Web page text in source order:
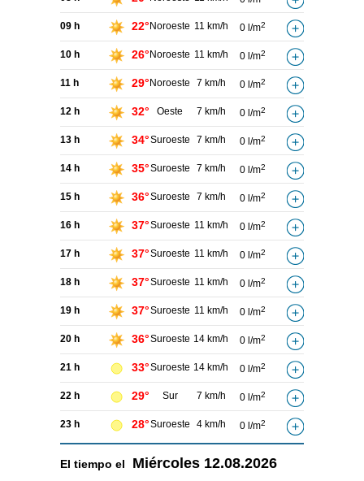
09 h 22° Noroeste 11 km/h 0 l/m2
10 h 26° Noroeste 11 km/h 0 l/m2
11 h 29° Noroeste 7 km/h 0 l/m2
12 h 32° Oeste 7 km/h 0 l/m2
13 h 34°Suroeste 7 km/h 0 l/m2
14 h 35°Suroeste 7 km/h 0 l/m2
15 h 36°Suroeste 7 km/h 0 l/m2
16 h 37°Suroeste 11 km/h 0 l/m2
17 h 37°Suroeste 11 km/h 0 l/m2
18 h 37°Suroeste 11 km/h 0 l/m2
19 h 37°Suroeste 11 km/h 0 l/m2
20 h 36°Suroeste 14 km/h 0 l/m2
21 h 33°Suroeste 14 km/h 0 l/m2
22 h 29° Sur 7 km/h 0 l/m2
23 h 28°Suroeste 4 km/h 0 l/m2
El tiempo el Miércoles 12.08.2026